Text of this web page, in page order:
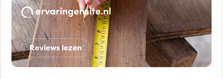
Reviews lezen